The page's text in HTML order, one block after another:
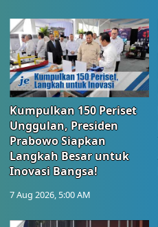
Kumpulkan 150 Periset
Unggulan, Presiden
Prabowo Siapkan
Langkah Besar untuk
Inovasi Bangsa!
7 Aug 2026, 5:00 AM